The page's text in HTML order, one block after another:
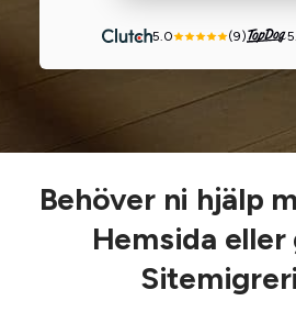
5.0 (9)
Behöver ni hjälp
Hemsida eller